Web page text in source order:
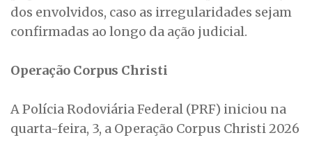
dos envolvidos, caso as irregularidades sejam
confirmadas ao longo da ação judicial.
Operação Corpus Christi
A Polícia Rodoviária Federal (PRF) iniciou na
quarta-feira, 3, a Operação Corpus Christi 2026